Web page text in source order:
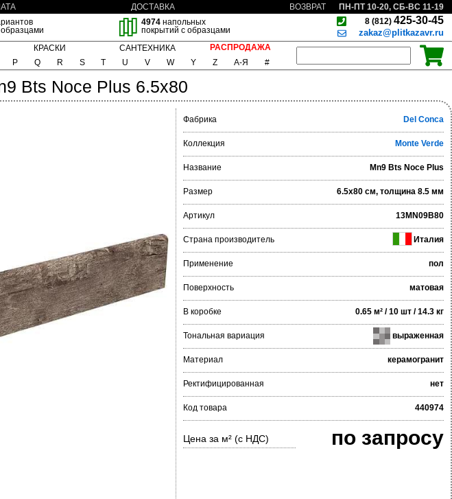
ДОСТАВКА ВОЗВРАТ
ПН-ПТ 10-20, СБ-ВС 11-19
образцами
4974напольных
покрытий с образцами
8 (812) 425-30-45
zakaz@plitkazavr.ru
КРАСКИ САНТЕХНИКА
РАСПРОДАЖА
P Q R S T U V W Y Z А-Я #
Bts Noce Plus 6.5x80
Фабрика Del Conca
Коллекция Monte Verde
Название Mn9 Bts Noce Plus
Размер 6.5x80 см, толщина 8.5 мм
Артикул 13MN09B80
Страна производитель Италия
Применение пол
Поверхность матовая
В коробке 0.65 м² / 10 шт / 14.3 кг
Тональная вариация выраженная
Материал керамогранит
Ректифицированная нет
Код товара 440974
Цена за м² (с НДС) по запросу